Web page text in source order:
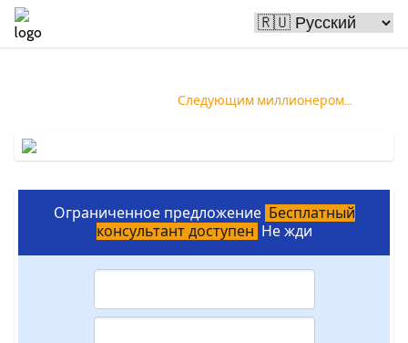
Следующим миллионером...
Ограниченное предложение Бесплатный
консультант доступен Не жди